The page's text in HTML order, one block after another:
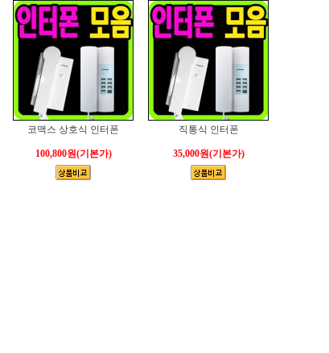
코맥스 상호식 인터폰
100,800원(기본가)
직통식 인터폰
35,000원(기본가)